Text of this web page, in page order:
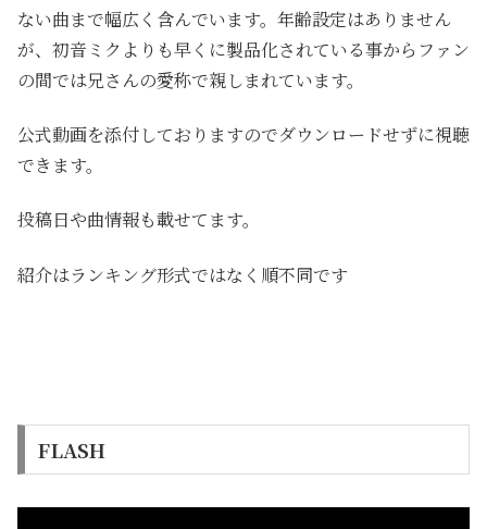
ない曲まで幅広く含んでいます。年齢設定はありません
が、初音ミクよりも早くに製品化されている事からファン
の間では兄さんの愛称で親しまれています。
公式動画を添付しておりますのでダウンロードせずに視聴
できます。
投稿日や曲情報も載せてます。
紹介はランキング形式ではなく順不同です
FLASH